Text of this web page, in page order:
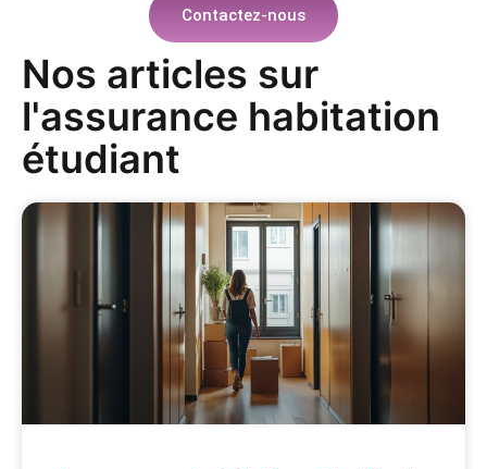
Contactez-nous
Nos articles sur
l'assurance habitation
étudiant